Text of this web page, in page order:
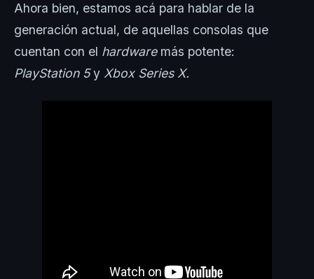
Ahora bien, estamos acá para hablar de la
generación actual, de aquellas consolas que
cuentan con el hardware más potente:
PlayStation 5y Xbox Series X.